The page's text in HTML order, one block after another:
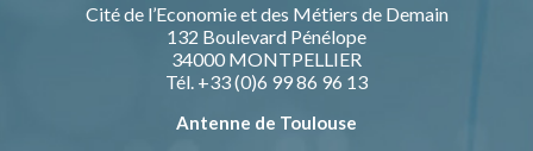
Cité de l’Economie et des Métiers de Demain
132 Boulevard Pénélope
34000 MONTPELLIER
Tél. +33 (0)6 99 86 96 13
Antenne de Toulouse